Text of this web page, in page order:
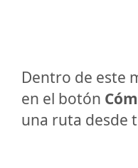
Dentro de este
en el botón
una ruta desde